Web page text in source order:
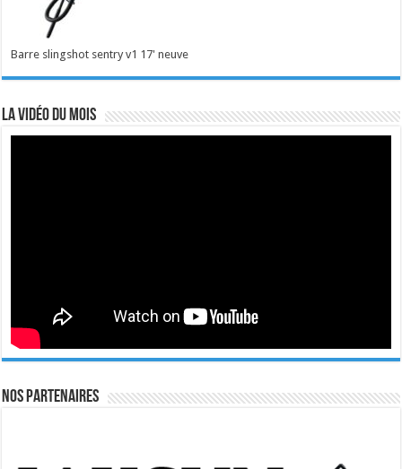
Barre slingshot sentry v1 17' neuve
La vidéo du mois
Nos Partenaires